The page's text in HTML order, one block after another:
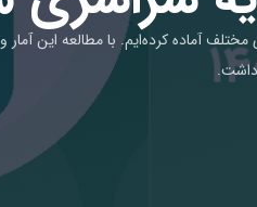
علوم تغذیه سراسری ۱۴۰۵ - ۱۴۰۶ را برای سهمیه‌های مختلف آماده کرده‌ایم. با مطالعه این آمار و
داشت.